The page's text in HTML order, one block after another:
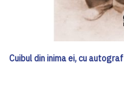
Cuibul din inima ei, cu autograf